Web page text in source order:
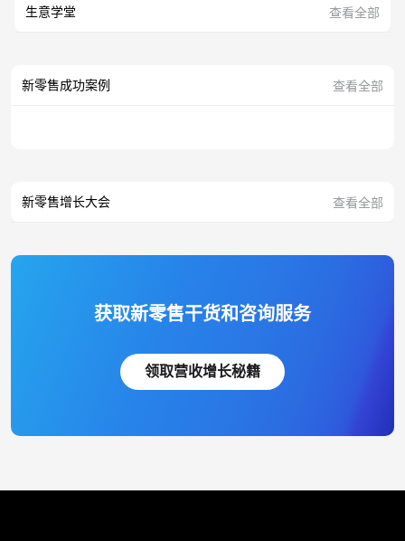
生意学堂 查看全部
新零售成功案例 查看全部
新零售增长大会 查看全部
获取新零售干货和咨询服务
领取营收增长秘籍